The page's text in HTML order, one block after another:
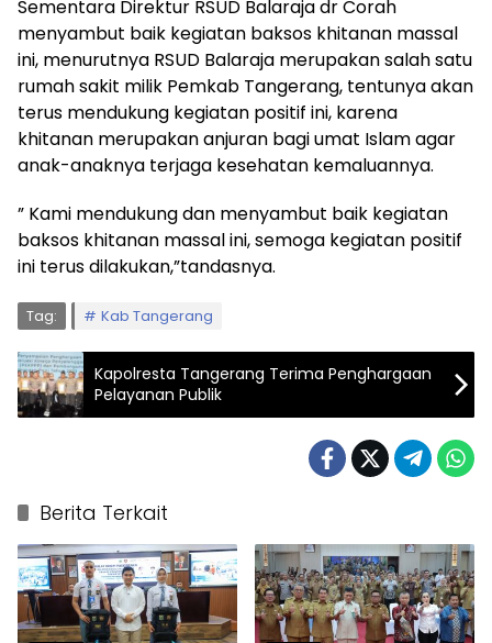
Sementara Direktur RSUD Balaraja dr Corah
menyambut baik kegiatan baksos khitanan massal
ini, menurutnya RSUD Balaraja merupakan salah satu
rumah sakit milik Pemkab Tangerang, tentunya akan
terus mendukung kegiatan positif ini, karena
khitanan merupakan anjuran bagi umat Islam agar
anak-anaknya terjaga kesehatan kemaluannya.
” Kami mendukung dan menyambut baik kegiatan
baksos khitanan massal ini, semoga kegiatan positif
ini terus dilakukan,”tandasnya.
Tag: Kab Tangerang
Kapolresta Tangerang Terima Penghargaan
Pelayanan Publik
Berita Terkait